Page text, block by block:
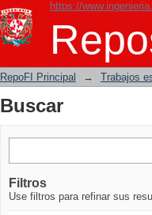
https://
Buscar
RepoFI Principal → Trabajos
Buscar
Filtros
Use filtros para refinar sus